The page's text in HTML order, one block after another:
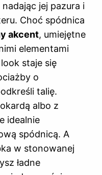
jej pazura i
Choć spódnica
akcent, umiejętne
elementami
staje się
o
talię.
albo z
idealnie
spódnicą. A
w stonowanej
ładne